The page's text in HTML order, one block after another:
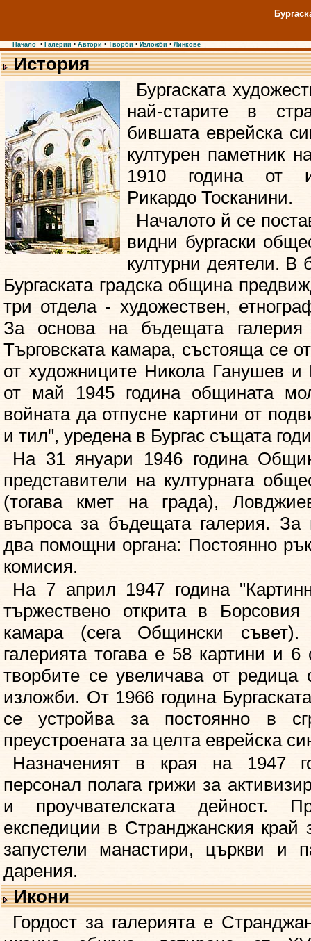
Начало • Галерии • Автори • Творби • Изложби • Линкове
История
Бургаската
най-старите в
бившата еврейска
културен паметник
1910 година от
Рикардо Тосканини.
Началото й се
видни бургаски
културни деятели. В
Бургаската градска община
три отдела - художествен,
За основа на бъдещата галерия
Търговската камара, състояща се
от художниците Никола Ганушев
от май 1945 година общината
войната да отпусне картини от
и тил", уредена в Бургас същата
На 31 януари 1946 година
представители на културната
(тогава кмет на града),
въпроса за бъдещата галерия. За
два помощни органа: Постоянно
комисия.
На 7 април 1947 година
тържествено открита в Борсовия
камара (сега Общински
галерията тогава е 58 картини и 6
творбите се увеличава от
изложби. От 1966 година
се устройва за постоянно в
преустроената за целта еврейска
Назначеният в края на 1947
персонал полага грижи за
и проучвателската дейност.
експедиции в Странджанския край
запустели манастири, църкви и
дарения.
Икони
Гордост за галерията е